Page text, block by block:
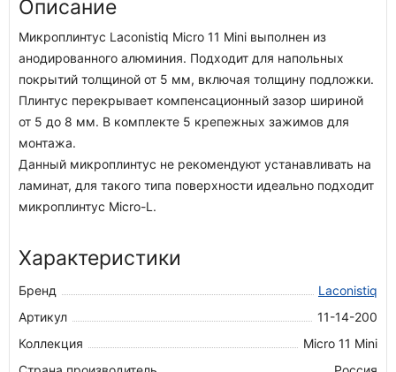
Описание
Микроплинтус Laconistiq Micro 11 Mini выполнен из
анодированного алюминия. Подходит для напольных
покрытий толщиной от 5 мм, включая толщину подложки.
Плинтус перекрывает компенсационный зазор шириной
от 5 до 8 мм. В комплекте 5 крепежных зажимов для
монтажа.
Данный микроплинтус не рекомендуют устанавливать на
ламинат, для такого типа поверхности идеально подходит
микроплинтус Micro-L.
Характеристики
Бренд
Laconistiq
Артикул
11-14-200
Коллекция
Micro 11 Mini